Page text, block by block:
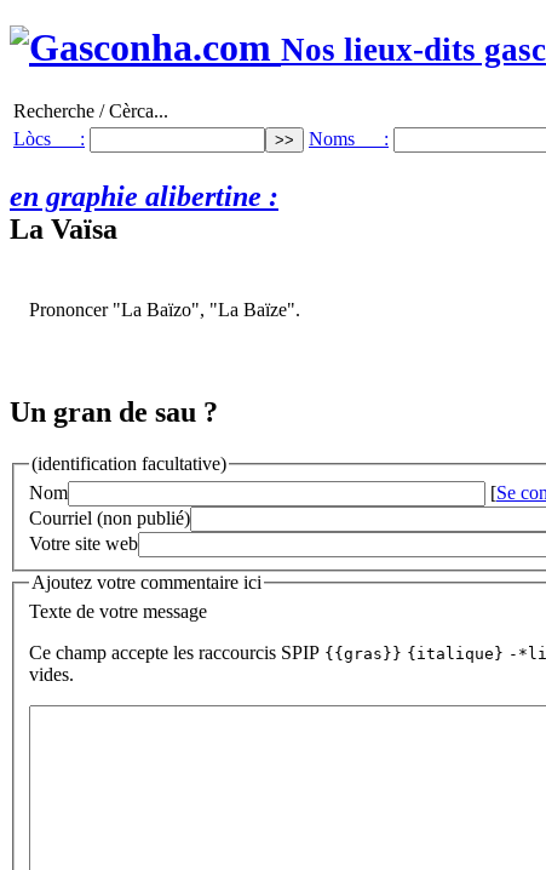
Nos lieux-dits
Recherche / Cèrca...
Lòcs :
Noms :
en graphie alibertine :
La Vaïsa
Prononcer "La Baïzo", "La Baïze".
Un gran de sau ?
(identification facultative)
Nom
[Se
Courriel (non publié)
Votre site web
Ajoutez votre commentaire ici
Texte de votre message
Ce champ accepte les raccourcis SPIP {{gras}} {italique} -
vides.